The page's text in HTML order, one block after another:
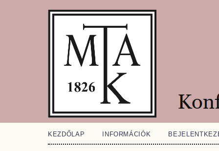
KEZDŐLAP INFORMÁCIÓK